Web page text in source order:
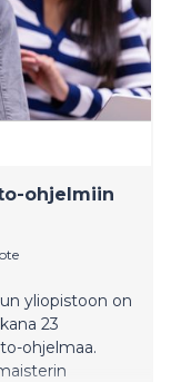
ohjelmiin
yliopistoon on
23
ohjelmaa.